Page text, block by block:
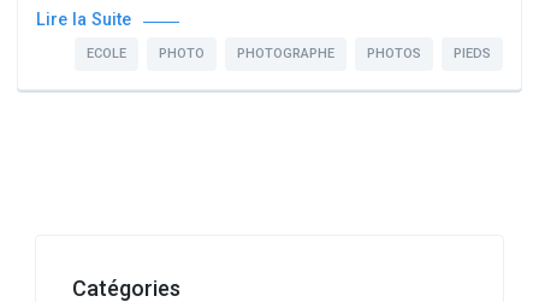
Lire la Suite
ECOLE PHOTO PHOTOGRAPHE PHOTOS PIEDS
Catégories